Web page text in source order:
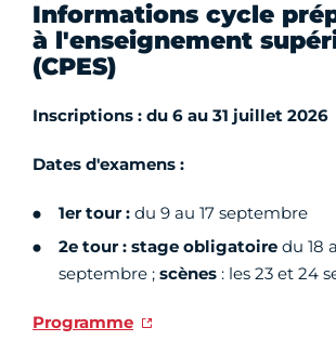
Informations cycle
à l'enseignement
(CPES)
Inscriptions : du 6 au 31 juillet 2026
Dates d'examens :
1er tour : du 9 au 17 septembre
2e tour : stage obligatoire du 18
septembre ; scènes : les 23 et 24
Programme